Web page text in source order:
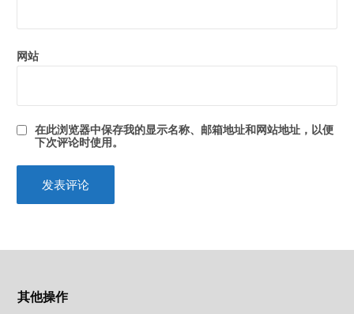
网站
在此浏览器中保存我的显示名称、邮箱地址和网站地址，以便
下次评论时使用。
其他操作